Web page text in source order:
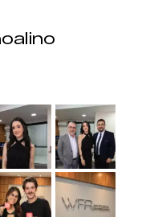
&nbsp;
&nbsp;